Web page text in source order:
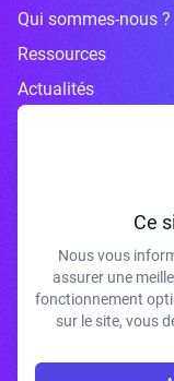
Qui sommes-nous ?
Ressources
Actualités
J'accepte de recevoir
votre
Ce
Nous vous
assurer une
fonctionnement
sur le site, vous